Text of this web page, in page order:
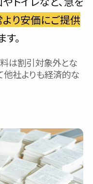
り安価にご提供
。
は割引対象外とな
他社よりも経済的な